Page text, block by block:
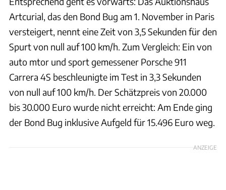
Artcurial, das den Bond Bug am 1. November in Paris
versteigert, nennt eine Zeit von 3,5 Sekunden für den
Spurt von null auf 100 km/h. Zum Vergleich: Ein von
auto mtor und sport gemessener Porsche 911
Carrera 4S beschleunigte im Test in 3,3 Sekunden
von null auf 100 km/h. Der Schätzpreis von 20.000
bis 30.000 Euro wurde nicht erreicht: Am Ende ging
der Bond Bug inklusive Aufgeld für 15.496 Euro weg.
ANZEIGE